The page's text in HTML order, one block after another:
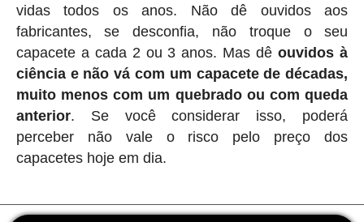
vidas todos os anos. Não dê ouvidos aos
fabricantes, se desconfia, não troque o seu
capacete a cada 2 ou 3 anos. Mas dêouvidos à
ciência e não vá com um capacete de décadas,
muito menos com um quebrado ou com queda
anterior. Se você considerar isso, poderá
perceber não vale o risco pelo preço dos
capacetes hoje em dia.